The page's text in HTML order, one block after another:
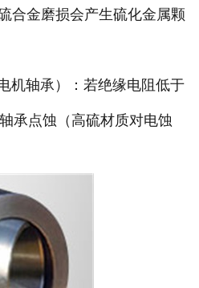
合金磨损会产生硫化金属颗
轴承）：若绝缘电阻低于
承点蚀（高硫材质对电蚀